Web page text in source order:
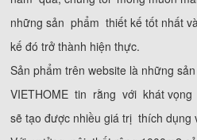
những sản phẩm thiết kế tốt nhất
kế đó trở thành hiện thực.
Sản phẩm trên website là những
VIETHOME tin rằng với khát vọng
sẽ tạo được nhiều giá trị thích dụng